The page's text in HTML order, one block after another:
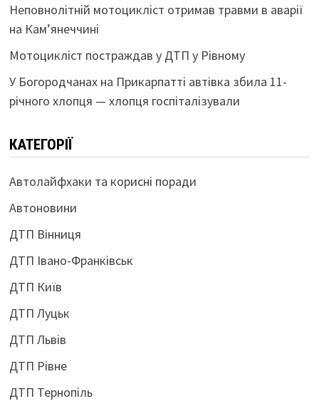
Неповнолітній мотоцикліст отримав травми в аварії
на Кам’янеччині
Мотоцикліст постраждав у ДТП у Рівному
У Богородчанах на Прикарпатті автівка збила 11-
річного хлопця — хлопця госпіталізували
КАТЕГОРІЇ
Автолайфхаки та корисні поради
Автоновини
ДТП Вінниця
ДТП Івано-Франківськ
ДТП Київ
ДТП Луцьк
ДТП Львів
ДТП Рівне
ДТП Тернопіль